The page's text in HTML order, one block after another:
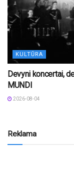
KULTŪRA
Devyni koncertai,
MUNDI
2026-08-04
Reklama